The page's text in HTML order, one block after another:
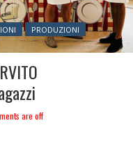
PRODUZIONI
are off